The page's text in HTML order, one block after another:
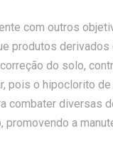
com outros
produtos
do solo,
pois o hipoclorito
combater diversas
a